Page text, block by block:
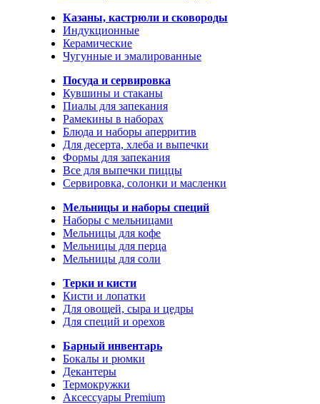
Казаны, кастрюли и сковороды
Индукционные
Керамические
Чугунные и эмалированные
Посуда и сервировка
Кувшины и стаканы
Пиалы для запекания
Рамекины в наборах
Блюда и наборы аперритив
Для десерта, хлеба и выпечки
Формы для запекания
Все для выпечки пиццы
Сервировка, солонки и масленки
Мельницы и наборы специй
Наборы с мельницами
Мельницы для кофе
Мельницы для перца
Мельницы для соли
Терки и кисти
Кисти и лопатки
Для овощей, сыра и цедры
Для специй и орехов
Барный инвентарь
Бокалы и рюмки
Декантеры
Термокружки
Аксессуары Premium